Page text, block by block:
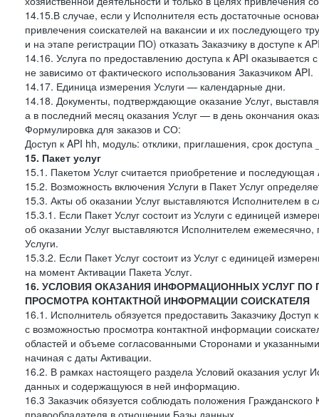
14.15.В случае, если у Исполнителя есть достаточные
привлечения соискателей на вакансии и их последующего
и на этапе регистрации ПО) отказать Заказчику в доступе к
14.16. Услуга по предоставлению доступа к API оказывается
не зависимо от фактического использования Заказчиком API.
14.17. Единица измерения Услуги — календарные дни.
14.18. Документы, подтверждающие оказание Услуг,
а в последний месяц оказания Услуг — в день окончания
Формулировка для заказов и СО:
Доступ к API hh, модуль: отклики, приглашения, срок
15. Пакет услуг
15.1. Пакетом Услуг считается приобретение и
15.2. Возможность включения Услуги в Пакет Услуг
15.3. Акты об оказании Услуг выставляются Исполнителем в
15.3.1. Если Пакет Услуг состоит из Услуги с единицей
об оказании Услуг выставляются Исполнителем
Услуги.
15.3.2. Если Пакет Услуг состоит из Услуг с единицей
на момент Активации Пакета Услуг.
16. УСЛОВИЯ ОКАЗАНИЯ ИНФОРМАЦИОННЫХ УСЛУГ
ПРОСМОТРА КОНТАКТНОЙ ИНФОРМАЦИИ СОИСКАТЕЛЯ
16.1. Исполнитель обязуется предоставить Заказчику
с возможностью просмотра контактной информации
областей и объеме согласованными Сторонами и
начиная с даты Активации.
16.2. В рамках настоящего раздела Условий оказания услуг
данных и содержащуюся в ней информацию.
16.3 Заказчик обязуется соблюдать положения
правообладателя в отношении Базы данных.